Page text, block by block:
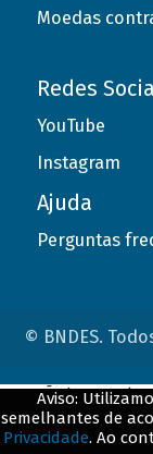
Moedas
Redes
YouTube
Instagram
Ajuda
Perguntas
© BNDES.
Aviso:
semelhantes de
Privacidade. Ao
ConteÃºdo
${title}${badge}